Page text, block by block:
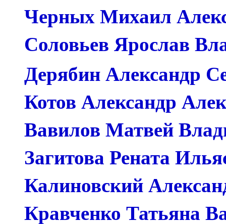
Черных Михаил
Соловьев Ярослав
Дерябин
Котов Александр
Вавилов Матвей
Загитова
Калиновский
Кравченко